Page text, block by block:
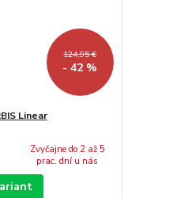
124,95 €
- 42 %
Linear
Zvyčajne do 2 až 5
prac. dní u nás